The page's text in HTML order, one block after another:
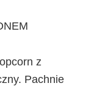
z
Pachnie